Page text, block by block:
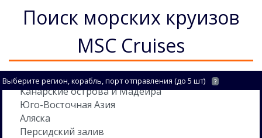
Поиск морских круизов
MSC Cruises
Выберите регион, корабль, порт отправления (до 5 шт) ?